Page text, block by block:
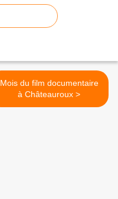
Mois du film documentaire
à Châteauroux >